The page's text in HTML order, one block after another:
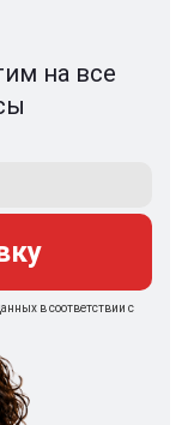
на все
в соответствии с